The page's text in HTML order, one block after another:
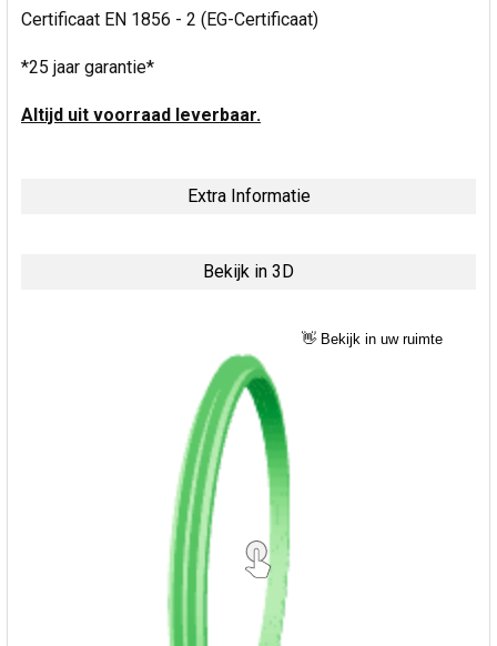
Certificaat EN 1856 - 2 (EG-Certificaat)
*25 jaar garantie*
Altijd uit voorraad leverbaar.
Extra Informatie
Bekijk in 3D